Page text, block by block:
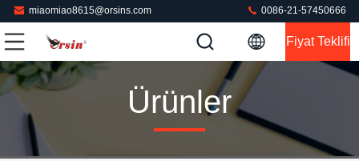
miaomiao8615@orsins.com 0086-21-57450666
Fiyat Teklifi
Ürünler